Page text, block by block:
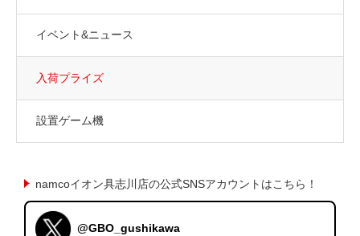
イベント&ニュース
入荷プライズ
設置ゲーム機
namcoイオン具志川店の公式SNSアカウントはこちら！
@GBO_gushikawa